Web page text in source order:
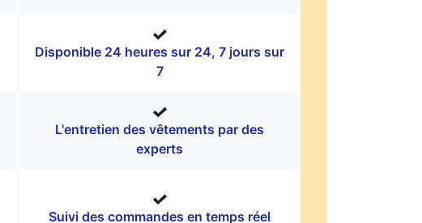
Disponible 24 heures sur 24, 7 jours sur
7
L'entretien des vêtements par des
experts
Suivi des commandes en temps réel